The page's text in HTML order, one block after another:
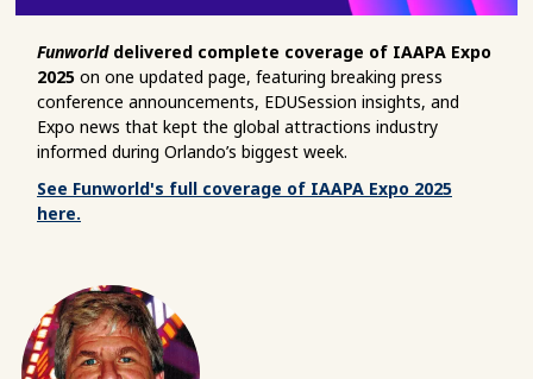
Funworlddelivered complete coverage of IAAPA Expo
2025 on one updated page, featuring breaking press
conference announcements, EDUSession insights, and
Expo news that kept the global attractions industry
informed during Orlando’s biggest week.
See Funworld's full coverage of IAAPA Expo 2025
here.